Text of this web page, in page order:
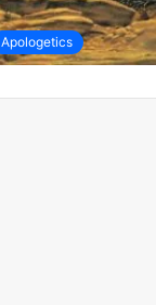
Apologetics